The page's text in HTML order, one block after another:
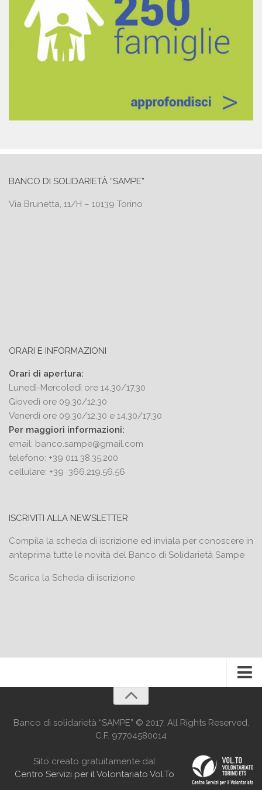
BANCO DI SOLIDARIETÀ “SAMPE”
Via Brunetta, 11/H – 10139 Torino
ORARI E INFORMAZIONI
Orari di apertura:
Lunedì-Mercoledì ore 14,30/17,30
Giovedì ore 09,30/12,30
Venerdì ore 09,30/12,30 e 14,30/17,30
Per maggiori informazioni:
email: banco.sampe@gmail.com
telefono: +39 011 38.35.200
cellulare: +39 366.219.56.56
ISCRIVITI ALLA NEWSLETTER
Compila la scheda di iscrizione ed inviala per conoscere in
anteprima tutte le novità del Banco di Solidarietà Sampe
Scarica la Scheda di iscrizione
Banco di solidarietà “SAMPE” © 2017. All Rights Reserved.
C.F. 97704580014
Sito creato gratuitamente dal
Centro Servizi per il Volontariato Vol.To